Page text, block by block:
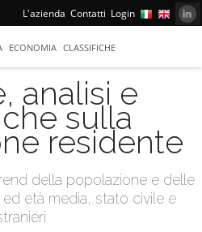
L'azienda Contatti Login
ECONOMIA CLASSIFICHE
analisi e
sulla
residente
della popolazione e delle
età media, stato civile e